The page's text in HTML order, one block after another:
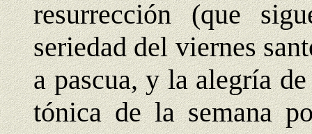
resurrección (que
seriedad del viernes
a pascua, y la alegría
tónica de la semana